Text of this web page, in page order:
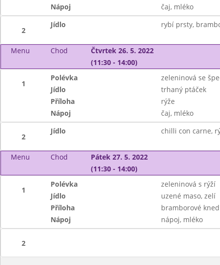
Nápoj
čaj, mléko
2
Jídlo rybí prsty,
Menu Chod
Čtvrtek 26. 5. 2022
(11:30 - 14:00)
1
Polévka
zeleninová se
Jídlo
trhaný ptáček
Příloha
rýže
Nápoj
čaj, mléko
2
Jídlo chilli con carne,
Menu Chod
Pátek 27. 5. 2022
(11:30 - 14:00)
1
Polévka
zeleninová s rýží
Jídlo
uzené maso, zelí
Příloha
bramborové
Nápoj
nápoj, mléko
2